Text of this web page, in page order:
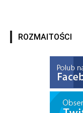
ROZMAITOŚCI